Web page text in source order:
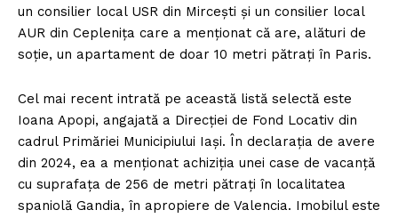
un consilier local USR din Mircești și un consilier local
AUR din Ceplenița care a menționat că are, alături de
soție, un apartament de doar 10 metri pătrați în Paris.
Cel mai recent intrată pe această listă selectă este
Ioana Apopi, angajată a Direcției de Fond Locativ din
cadrul Primăriei Municipiului Iași. În declarația de avere
din 2024, ea a menționat achiziția unei case de vacanță
cu suprafața de 256 de metri pătrați în localitatea
spaniolă Gandia, în apropiere de Valencia. Imobilul este